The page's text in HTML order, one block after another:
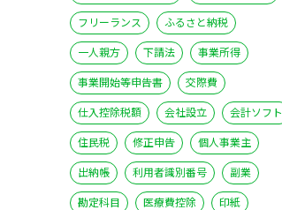
フリーランス
ふるさと納税
一人親方
下請法
事業所得
事業開始等申告書
交際費
仕入控除税額
会社設立
会計ソフト
住民税
修正申告
個人事業主
出納帳
利用者識別番号
副業
勘定科目
医療費控除
印紙